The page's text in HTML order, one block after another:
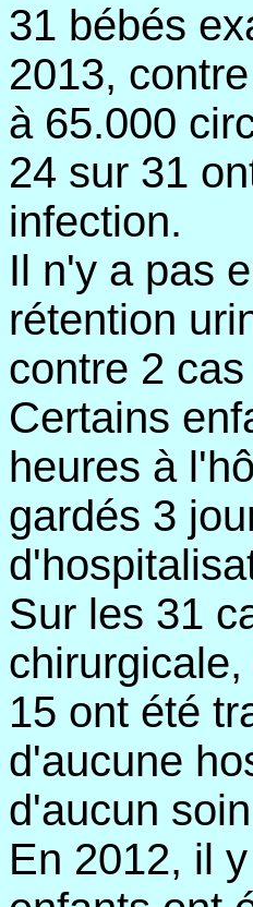
31 bébés
2013,
à 65.000
24 sur 31
infection.
Il n'y a pas
rétention
contre 2
Certains
heures à
gardés 3
Sur les 31
15 ont été
d'aucune
d'aucun
En 2012, il